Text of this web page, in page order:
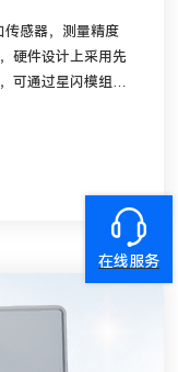
传感器，测量精度
硬件设计上采用先
可通过星闪模组输
制实现设备间的近
据通过电鸿系统的
在线服务